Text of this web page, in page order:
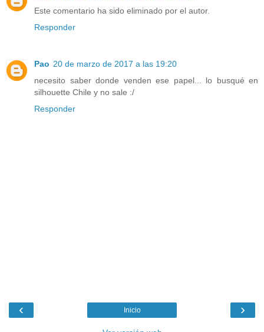
Este comentario ha sido eliminado por el autor.
Responder
Pao 20 de marzo de 2017 a las 19:20
necesito saber donde venden ese papel... lo busqué en
silhouette Chile y no sale :/
Responder
‹ ›
Inicio